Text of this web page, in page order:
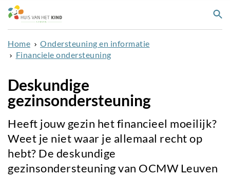
Overslaan
en
naar
de
inhoud
Home
Ondersteuning en informatie
Financiele ondersteuning
Deskundige
gezinsondersteuning
Heeft jouw gezin het financieel moeilijk?
Weet je niet waar je allemaal recht op
hebt? De deskundige
gezinsondersteuning van OCMW Leuven